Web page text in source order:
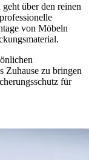
geht über den reinen
von Möbeln
Zuhause zu bringen
für